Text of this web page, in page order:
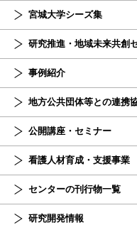
宮城大学シーズ集
研究推進・地域未来共創
事例紹介
地方公共団体等との連携
公開講座・セミナー
看護人材育成・支援事業
センターの刊行物一覧
研究開発情報